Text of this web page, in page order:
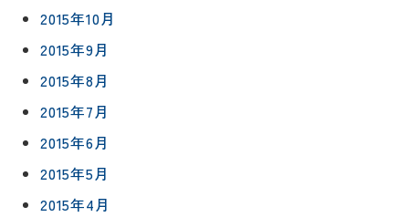
2015年10月
2015年9月
2015年8月
2015年7月
2015年6月
2015年5月
2015年4月